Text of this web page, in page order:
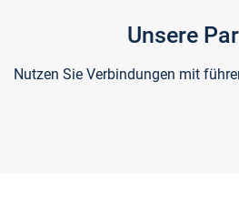
Unsere
Nutzen Sie Verbindungen mit